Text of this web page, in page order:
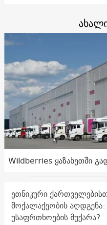
Wildberries ყაზახეთში
ეთნიკური
მოქალაქეობის
უსაფრთხოების მუქარა?